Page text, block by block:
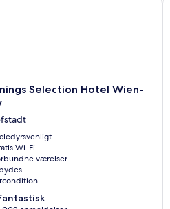
Selection Hotel Wien-
Wi-Fi
værelser